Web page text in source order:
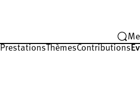
PrestationsThèmesContributions